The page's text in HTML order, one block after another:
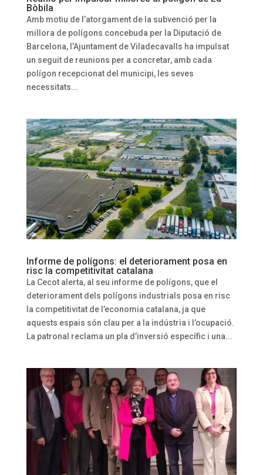
Bòbila
Amb motiu de l’atorgament de la subvenció per la
millora de polígons concebuda per la Diputació de
Barcelona, l’Ajuntament de Viladecavalls ha impulsat
un seguit de reunions per a concretar, amb cada
polígon recepcionat del municipi, les seves
necessitats...
Informe de polígons: el deteriorament posa en
risc la competitivitat catalana
La Cecot alerta, al seu informe de polígons, que el
deteriorament dels polígons industrials posa en risc
la competitivitat de l’economia catalana, ja que
aquests espais són clau per a la indústria i l’ocupació.
La patronal reclama un pla d’inversió específic i una...